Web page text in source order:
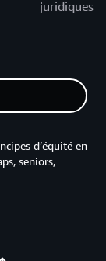
juridiques
d’équité en
seniors,